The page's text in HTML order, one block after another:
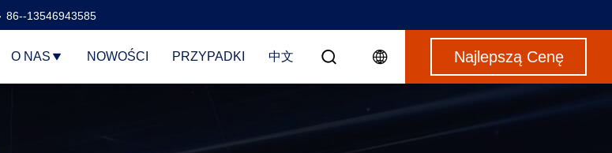
86--13546943585
O NAS NOWOŚCI PRZYPADKI 中文 Najlepszą Cenę